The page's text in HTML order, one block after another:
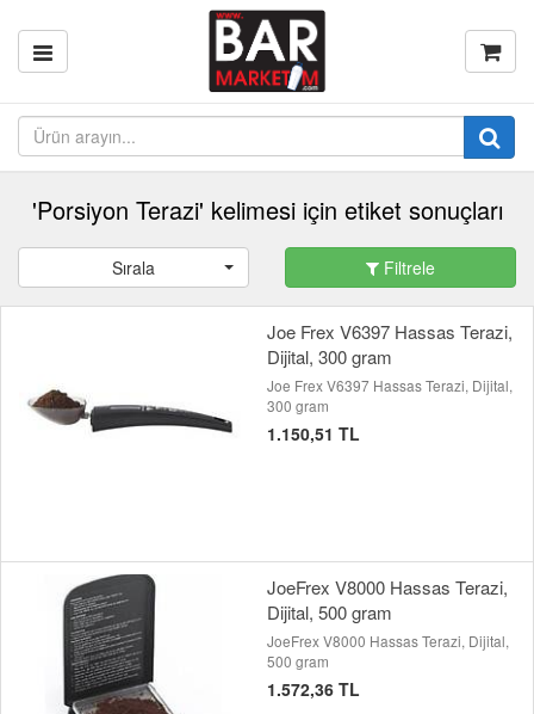
'Porsiyon Terazi' kelimesi için etiket sonuçları
Sırala Filtrele
Joe Frex V6397 Hassas Terazi,
Dijital, 300 gram
Joe Frex V6397 Hassas Terazi, Dijital,
300 gram
1.150,51 TL
JoeFrex V8000 Hassas Terazi,
Dijital, 500 gram
JoeFrex V8000 Hassas Terazi, Dijital,
500 gram
1.572,36 TL